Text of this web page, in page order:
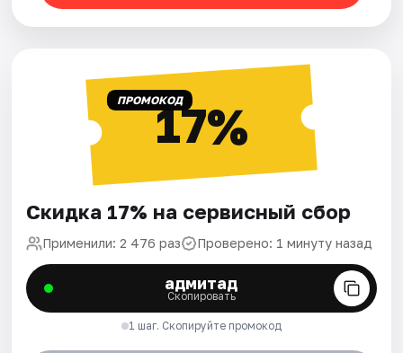
ПРОМОКОД17%
Скидка 17% на сервисный сбор
Применили: 2 476 раз Проверено: 1 минуту назад
адмитад
Скопировать
1 шаг. Скопируйте промокод